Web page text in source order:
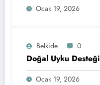
Ocak 19, 2026
Belkide 0
Doğal Uyku Desteği
Ocak 19, 2026